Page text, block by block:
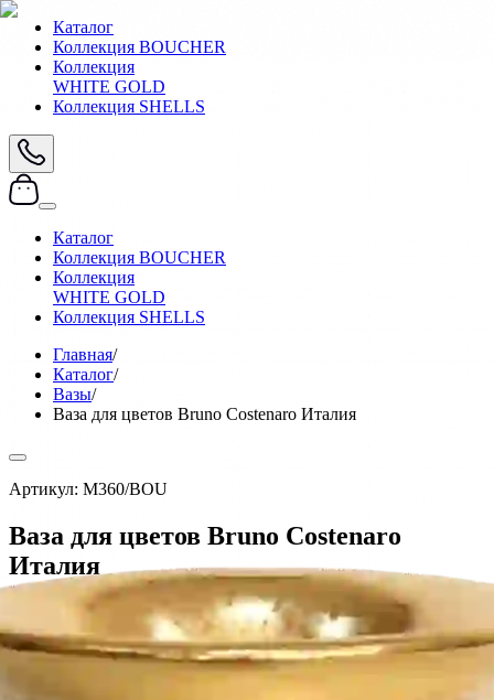
Каталог
Коллекция BOUCHER
Коллекция
WHITE GOLD
Коллекция SHELLS
Каталог
Коллекция BOUCHER
Коллекция
WHITE GOLD
Коллекция SHELLS
Главная/
Каталог/
Вазы/
Ваза для цветов Bruno Costenaro Италия
Артикул: M360/BOU
Ваза для цветов Bruno Costenaro
Италия
Производитель:
Bruno Costenaro